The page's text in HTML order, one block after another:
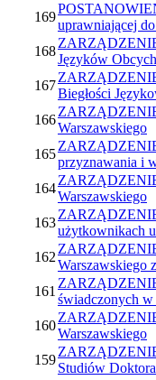
169
uprawniającej
168
Języków
167
Biegłości
166
Warszawskiego
165
przyznawania i
164
Warszawskiego
163
użytkownikach
162
Warszawskiego
161
świadczonych
160
Warszawskiego
159
Studiów